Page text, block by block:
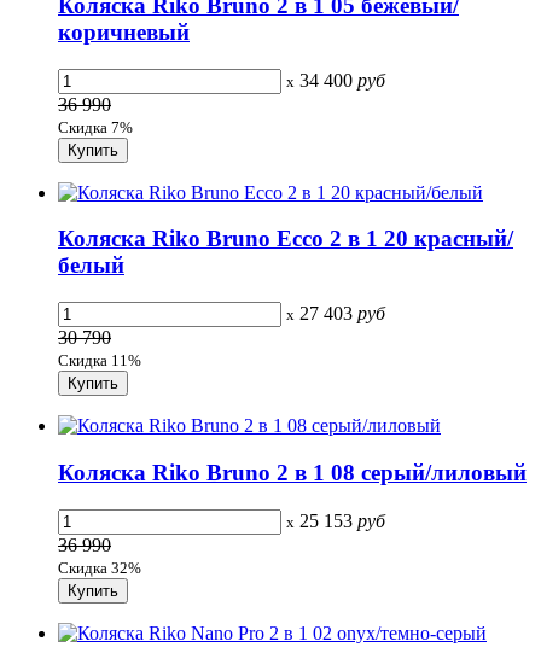
Коляска Riko Bruno 2 в 1 05 бежевый/
коричневый
x 34 400 руб
36 990
Скидка 7%
Коляска Riko Bruno Ecco 2 в 1 20 красный/
белый
x 27 403 руб
30 790
Скидка 11%
Коляска Riko Bruno 2 в 1 08 серый/лиловый
x 25 153 руб
36 990
Скидка 32%